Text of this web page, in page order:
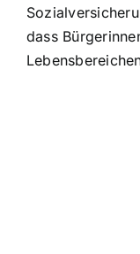
dass